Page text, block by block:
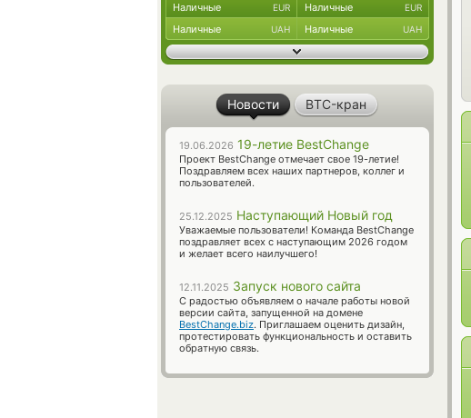
Наличные EUR Наличные EUR
Наличные UAH Наличные UAH
Новости BTC-кран
19.06.2026 19-летие BestChange
Проект BestChange отмечает свое 19-летие!
Поздравляем всех наших партнеров, коллег и
пользователей.
25.12.2025 Наступающий Новый год
Уважаемые пользователи! Команда BestChange
поздравляет всех с наступающим 2026 годом
и желает всего наилучшего!
12.11.2025 Запуск нового сайта
С радостью объявляем о начале работы новой
версии сайта, запущенной на домене
BestChange.biz. Приглашаем оценить дизайн,
протестировать функциональность и оставить
обратную связь.